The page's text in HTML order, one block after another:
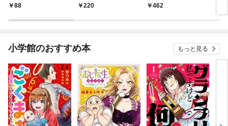
（１）
88 220
462
小学館のおすすめ本 もっと見る